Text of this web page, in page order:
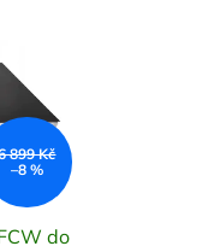
899 Kč
–8 %
do